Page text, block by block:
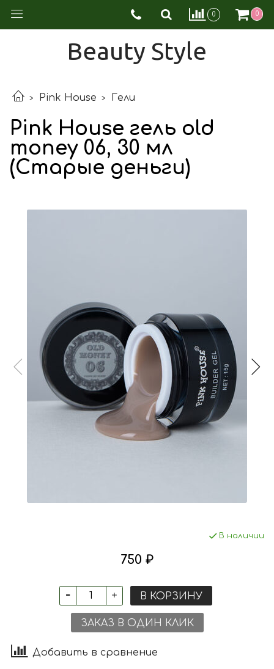
0 0
Beauty Style
Pink House Гели
Pink House гель old
money 06, 30 мл
(Старые деньги)
В наличии
750 ₽
В КОРЗИНУ
ЗАКАЗ В ОДИН КЛИК
Добавить в сравнение